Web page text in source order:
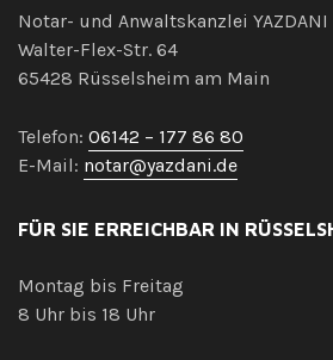
Notar- und Anwaltskanzlei YAZDANI
Walter-Flex-Str. 64
65428 Rüsselsheim am Main
Telefon: 06142 – 177 86 80
E-Mail: notar@yazdani.de
FÜR SIE ERREICHBAR IN
Montag bis Freitag
8 Uhr bis 18 Uhr